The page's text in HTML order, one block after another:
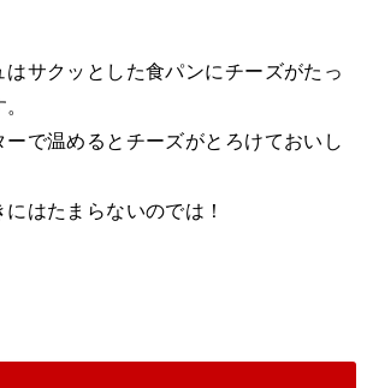
はサクッとした食パンにチーズがたっ
ーで温めるとチーズがとろけておいし
はたまらないのでは！